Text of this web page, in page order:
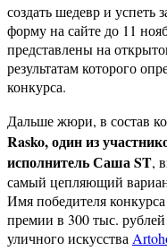
создать шедевр и успеть
форму на сайте до 11
представлены на
результатам которого
конкурса.
Дальше жюри, в состав
Rasko, один из
исполнитель Саша ST,
самый цепляющий
Имя победителя
премии в 300 тыс.
уличного искусства